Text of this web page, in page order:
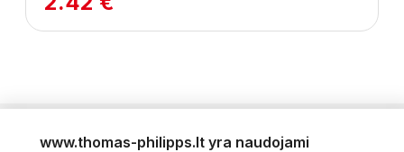
www.thomas-philipps.lt yra naudojami